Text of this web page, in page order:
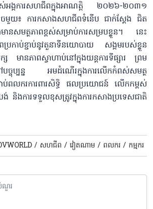
ះរបស់អង្គការសហជីពក្នុងអាណត្តិ ២០២៦-២០៣១
ចមួយ៖ ការកសាងសហជីពទំនើប ជាក់ស្ដែង ជិត
នសមត្ថភាពខ្ពស់សម្រាប់ការសម្របខ្លួន។ នេះ
ាប់ខ្ជាប់នូវតួនាទីនយោបាយ សង្គមរបស់ខ្លួន
ស មានភាពស្វាហាប់នៅក្នុងយន្តការទីផ្សារ ព្រម
ៅបច្ចុប្បន្ន អមដំណើរក្នុងការលើកកំពស់សមត្ថ
ាប់ពលករការពារសិទ្ធិ ផលប្រយោជន៍ លើកកម្ពស់
ង់ និងការទទួលខុសត្រូវក្នុងការកសាងប្រទេសជាតិ
/ សហជីព / វៀតណាម / ពលករ / កម្មករ